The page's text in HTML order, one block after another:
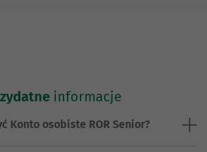
informacje
Konto osobiste ROR Senior?